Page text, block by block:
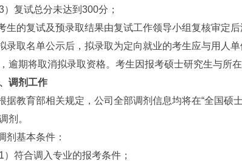
试总分未达到300分；
的复试及预录取结果由复试工作领导小组复核审定后
取名单公示后，拟录取为定向就业的考生应与用人单
逾期将取消拟录取资格。考生因报考硕士研究生与所
调剂工作
教育部相关规定，公司全部调剂信息均将在“全国硕
剂。
基本条件：
合调入专业的报考条件；